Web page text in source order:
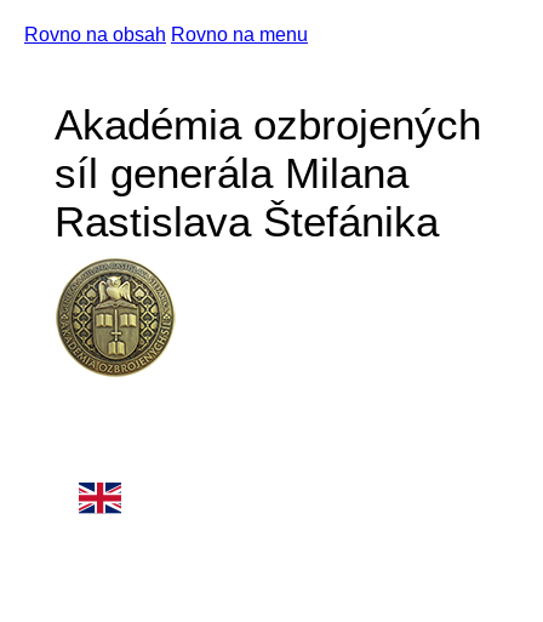
Rovno na obsah Rovno na menu
Akadémia ozbrojených
síl generála Milana
Rastislava Štefánika